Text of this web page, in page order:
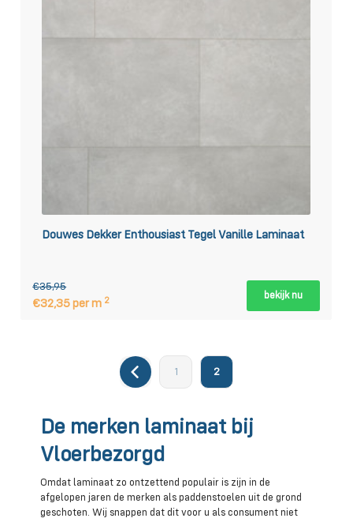
Douwes Dekker Enthousiast Tegel Vanille Laminaat
€35,95
€32,35 per m 2 bekijk nu
1 2
De merken laminaat bij
Vloerbezorgd
Omdat laminaat zo ontzettend populair is zijn in de
afgelopen jaren de merken als paddenstoelen uit de grond
geschoten. Wij snappen dat dit voor u als consument niet